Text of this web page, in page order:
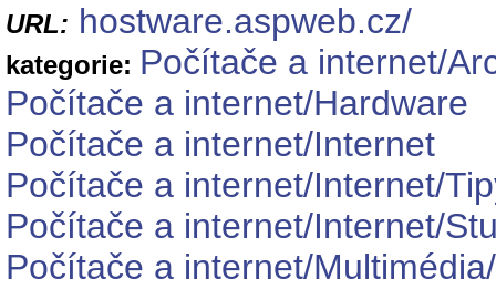
URL: hostware.aspweb.cz/
kategorie: Počítače a internet/
Počítače a internet/Hardware
Počítače a internet/Internet
Počítače a internet/Internet/
Počítače a internet/Internet/
Počítače a internet/